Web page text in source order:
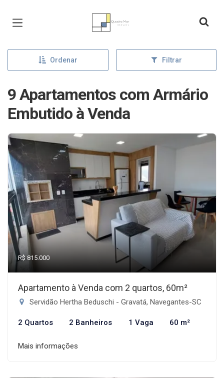
Página inicial
Ordenar Filtrar
9 Apartamentos com Armário
Embutido à Venda
R$ 815.000
Apartamento à Venda com 2 quartos, 60m²
Servidão Hertha Beduschi - Gravatá, Navegantes-SC
2 Quartos 2 Banheiros 1 Vaga 60 m²
Mais informações